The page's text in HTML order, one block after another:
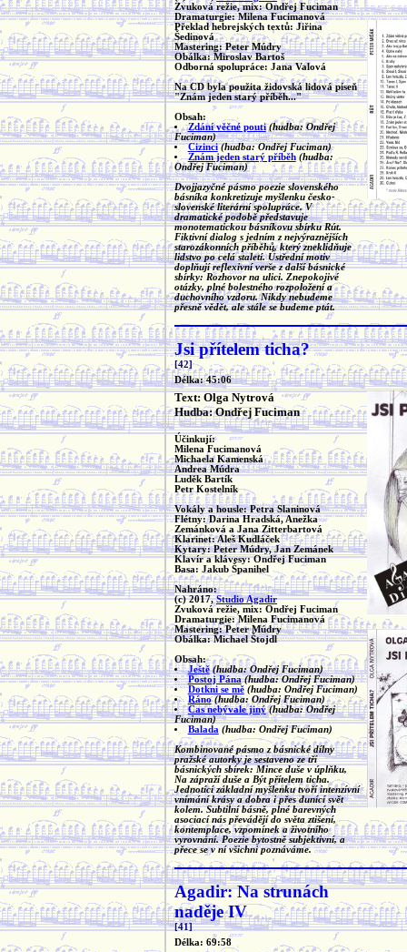
Zvuková režie, mix: Ondřej Fuciman
Dramaturgie: Milena Fucimanová
Překlad hebrejských textů: Jiřina
Šedinová
Mastering: Peter Múdry
Obálka: Miroslav Bartoš
Odborná spolupráce: Jana Valová
Na CD byla použita židovská lidová píseň
"Znám jeden starý příběh..."
Obsah:
Zdání věčné pouti (hudba: Ondřej
Fuciman)
Cizinci (hudba: Ondřej Fuciman)
Znám jeden starý příběh (hudba:
Ondřej Fuciman)
Dvojjazyčné pásmo poezie slovenského
básníka konkretizuje myšlenku česko-
slovenské literární spolupráce. V
dramatické podobě představuje
monotematickou básníkovu sbírku Rút.
Fiktivní dialog s jedním z nejvýraznějších
starozákonních příběhů, který zneklidňuje
lidstvo po celá staletí. Ústřední motiv
doplňují reflexivní verše z další básnické
sbírky: Rozhovor na ulici. Znepokojivé
otázky, plné bolestného rozpoložení a
duchovního vzdoru. Nikdy nebudeme
přesně vědět, ale stále se budeme ptát.
Jsi přítelem ticha?
[42]
Délka: 45:06
Text: Olga Nytrová
Hudba: Ondřej Fuciman
Účinkují:
Milena Fucimanová
Michaela Kamenská
Andrea Múdra
Luděk Bartík
Petr Kostelník
Vokály a housle: Petra Slaninová
Flétny: Darina Hradská, Anežka
Zemánková a Jana Zitterbartová
Klarinet: Aleš Kudláček
Kytary: Peter Múdry, Jan Zemánek
Klavír a klávesy: Ondřej Fuciman
Basa: Jakub Španihel
Nahráno:
(c) 2017,Studio Agadir
Zvuková režie, mix: Ondřej Fuciman
Dramaturgie: Milena Fucimanová
Mastering: Peter Múdry
Obálka: Michael Štojdl
Obsah:
Ještě (hudba: Ondřej Fuciman)
Postoj Pána (hudba: Ondřej Fuciman)
Dotkni se mě (hudba: Ondřej Fuciman)
Ráno (hudba: Ondřej Fuciman)
Čas nebývale jiný (hudba: Ondřej
Fuciman)
Balada (hudba: Ondřej Fuciman)
Kombinované pásmo z básnické dílny
pražské autorky je sestaveno ze tří
básnických sbírek: Mince duše v úplňku,
Na zápraží duše a Být přítelem ticha.
Jednotící základní myšlenku tvoří intenzívní
vnímání krásy a dobra i přes dunící svět
kolem. Subtilní básně, plné barevných
asociací nás převádějí do světa ztišení,
kontemplace, vzpomínek a životního
vyrovnání. Poezie bytostně subjektivní, a
přece se v ní všichni poznáváme.
Agadir: Na strunách
naděje IV
[41]
Délka: 69:58